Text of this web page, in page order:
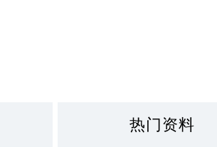
热门资料